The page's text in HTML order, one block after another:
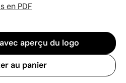
en PDF
aperçu du logo
au panier